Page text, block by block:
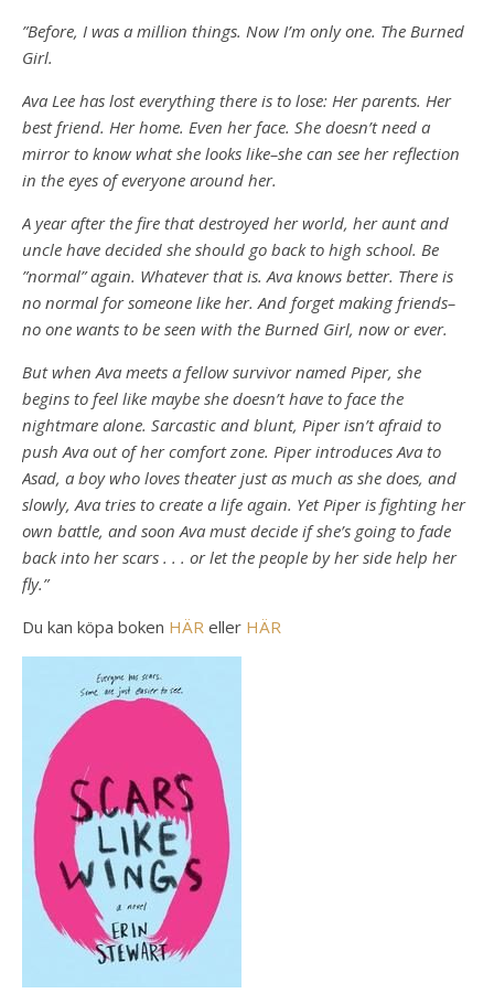
”Before, I was a million things. Now I’m only one. The Burned
Girl.
Ava Lee has lost everything there is to lose: Her parents. Her
best friend. Her home. Even her face. She doesn’t need a
mirror to know what she looks like–she can see her reflection
in the eyes of everyone around her.
A year after the fire that destroyed her world, her aunt and
uncle have decided she should go back to high school. Be
”normal” again. Whatever that is. Ava knows better. There is
no normal for someone like her. And forget making friends–
no one wants to be seen with the Burned Girl, now or ever.
But when Ava meets a fellow survivor named Piper, she
begins to feel like maybe she doesn’t have to face the
nightmare alone. Sarcastic and blunt, Piper isn’t afraid to
push Ava out of her comfort zone. Piper introduces Ava to
Asad, a boy who loves theater just as much as she does, and
slowly, Ava tries to create a life again. Yet Piper is fighting her
own battle, and soon Ava must decide if she’s going to fade
back into her scars . . . or let the people by her side help her
fly.”
Du kan köpa boken HÄR eller HÄR